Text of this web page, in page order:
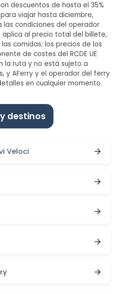
descuentos de hasta el 35%
viajar hasta diciembre,
las condiciones del operador
al precio total del billete,
comidas; los precios de los
de costes del RCDE UE
la ruta y no está sujeto a
y AFerry y el operador del ferry
en cualquier momento.
destinos
Veloci